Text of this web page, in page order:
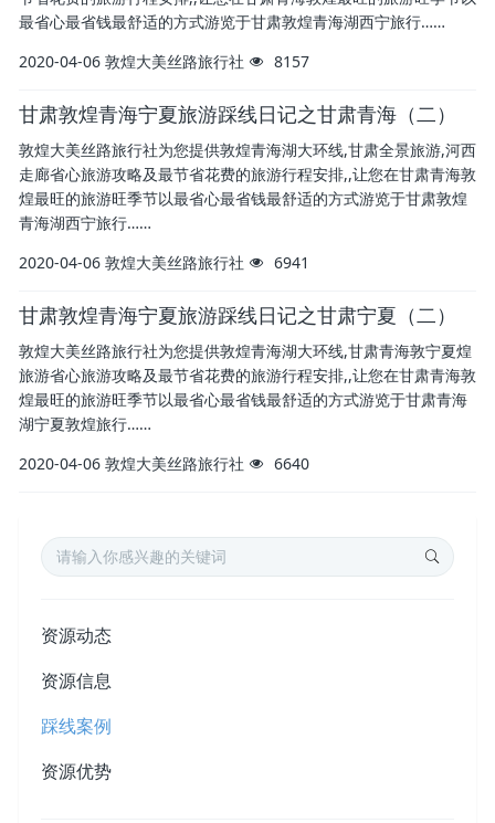
最省心最省钱最舒适的方式游览于甘肃敦煌青海湖西宁旅行……
2020-04-06 敦煌大美丝路旅行社 8157
甘肃敦煌青海宁夏旅游踩线日记之甘肃青海（二）
敦煌大美丝路旅行社为您提供敦煌青海湖大环线,甘肃全景旅游,河西
走廊省心旅游攻略及最节省花费的旅游行程安排,,让您在甘肃青海敦
煌最旺的旅游旺季节以最省心最省钱最舒适的方式游览于甘肃敦煌
青海湖西宁旅行……
2020-04-06 敦煌大美丝路旅行社 6941
甘肃敦煌青海宁夏旅游踩线日记之甘肃宁夏（二）
敦煌大美丝路旅行社为您提供敦煌青海湖大环线,甘肃青海敦宁夏煌
旅游省心旅游攻略及最节省花费的旅游行程安排,,让您在甘肃青海敦
煌最旺的旅游旺季节以最省心最省钱最舒适的方式游览于甘肃青海
湖宁夏敦煌旅行……
2020-04-06 敦煌大美丝路旅行社 6640
资源动态
资源信息
踩线案例
资源优势